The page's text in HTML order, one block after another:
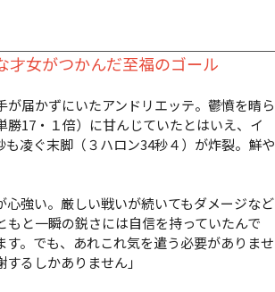
才女がつかんだ至福のゴール
届かずにいたアンドリエッテ。鬱憤を晴ら
17・１倍）に甘んじていたとはいえ、イ
凌ぐ末脚（３ハロン34秒４）が炸裂。鮮や
心強い。厳しい戦いが続いてもダメージなど
と一瞬の鋭さには自信を持っていたんで
。でも、あれこれ気を遣う必要がありませ
るしかありません」